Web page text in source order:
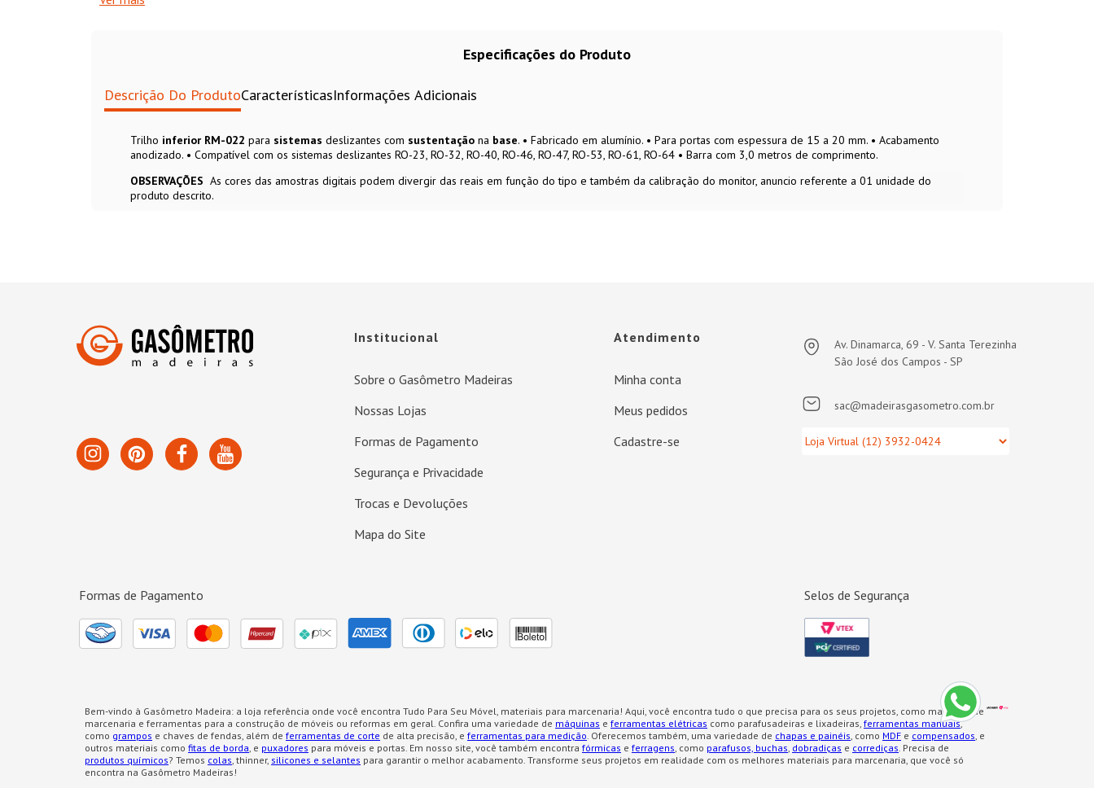
Especificações do Produto
Descrição Do ProdutoCaracterísticasInformações Adicionais
Trilho inferior RM-022 para sistemas deslizantes com sustentação na base. • Fabricado em alumínio. • Para portas com espessura de 15 a 20 mm. • Acabamento
anodizado. • Compatível com os sistemas deslizantes RO-23, RO-32, RO-40, RO-46, RO-47, RO-53, RO-61, RO-64 • Barra com 3,0 metros de comprimento.
OBSERVAÇÕES As cores das amostras digitais podem divergir das reais em função do tipo e também da calibração do monitor, anuncio referente a 01 unidade do
produto descrito.
Institucional
Sobre o Gasômetro Madeiras
Nossas Lojas
Formas de Pagamento
Segurança e Privacidade
Trocas e Devoluções
Mapa do Site
Atendimento
Minha conta
Meus pedidos
Cadastre-se
Av. Dinamarca, 69 - V. Santa Terezinha
São José dos Campos - SP
sac@madeirasgasometro.com.br
Formas de Pagamento Selos de Segurança
Bem-vindo à Gasômetro Madeira: a loja referência onde você encontra Tudo Para Seu Móvel, materiais para marcenaria! Aqui, você encontra tudo o que precisa para os seus projetos, como materiais de
marcenaria e ferramentas para a construção de móveis ou reformas em geral. Confira uma variedade de máquinas e ferramentas elétricas como parafusadeiras e lixadeiras, ferramentas manuais,
como grampos e chaves de fendas, além de ferramentas de corte de alta precisão, e ferramentas para medição. Oferecemos também, uma variedade de chapas e painéis, como MDF e compensados, e
outros materiais como fitas de borda, e puxadores para móveis e portas. Em nosso site, você também encontra fórmicas e ferragens, como parafusos, buchas, dobradiças e corrediças. Precisa de
produtos químicos? Temos colas, thinner, silicones e selantes para garantir o melhor acabamento. Transforme seus projetos em realidade com os melhores materiais para marcenaria, que você só
encontra na Gasômetro Madeiras!